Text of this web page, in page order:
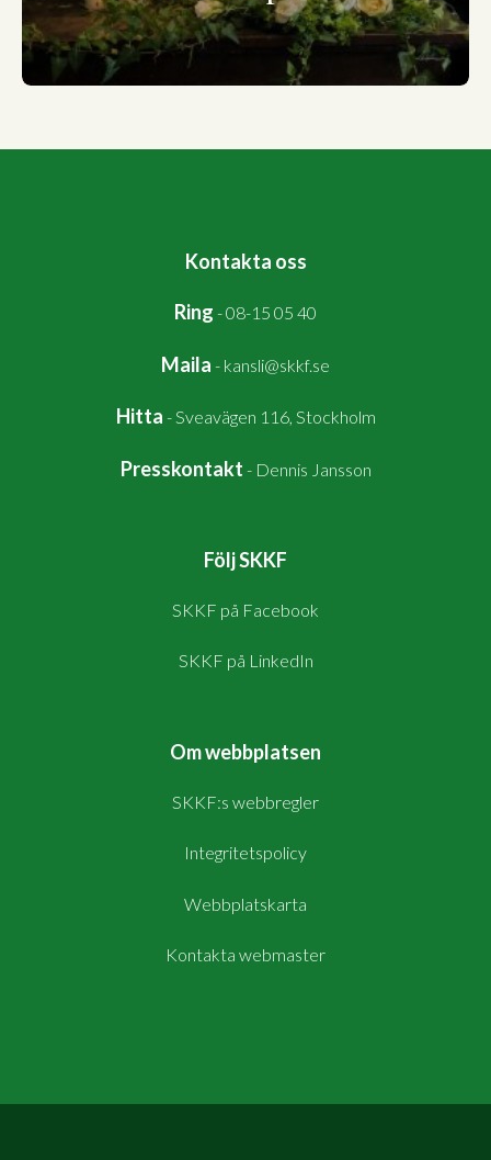
Kontakta oss
Ring -08-15 05 40
Maila - kansli@skkf.se
Hitta -Sveavägen 116, Stockholm
Presskontakt - Dennis Jansson
Följ SKKF
SKKF på Facebook
SKKF på LinkedIn
Om webbplatsen
SKKF:s webbregler
Integritetspolicy
Webbplatskarta
Kontakta webmaster